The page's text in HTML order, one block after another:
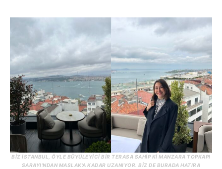
BİZ İSTANBUL, ÖYLE BÜYÜLEYICI BIR TERASA SAHIP KI MANZARA TOPKAPI
SARAYI’NDAN MASLAK’A KADAR UZANIYOR. BIZ DE BURADA HATIRA